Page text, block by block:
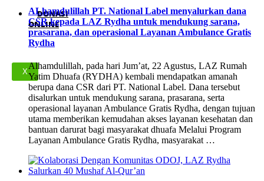
DONASI
ONLINE
X
ALhamdulillah PT. National Label menyalurkan dana
CSR kepada LAZ Rydha untuk mendukung sarana,
prasarana, dan operasional Layanan Ambulance Gratis
Rydha
Alhamdulillah, pada hari Jum’at, 22 Agustus, LAZ Rumah
Yatim Dhuafa (RYDHA) kembali mendapatkan amanah
berupa dana CSR dari PT. National Label. Dana tersebut
disalurkan untuk mendukung sarana, prasarana, serta
operasional layanan Ambulance Gratis Rydha, dengan tujuan
utama memberikan kemudahan akses layanan kesehatan dan
bantuan darurat bagi masyarakat dhuafa Melalui Program
Layanan Ambulance Gratis Rydha, masyarakat …